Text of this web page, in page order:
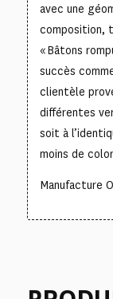
avec une
composition,
« Bâtons
succès
clientèle
différentes
soit à
moins de
Manufacture